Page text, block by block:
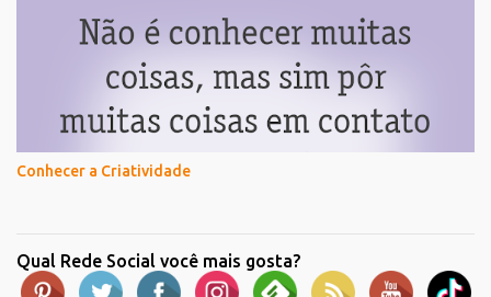
Conhecer a Criatividade
Qual Rede Social você mais gosta?